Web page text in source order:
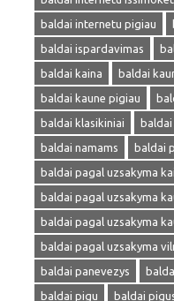
baldai internetu pigiau
baldai ispardavimas
baldai kaina
baldai
baldai kaune pigiau
baldai klasikiniai
baldai namams
baldai
baldai pagal uzsakyma
baldai pagal uzsakyma
baldai pagal uzsakyma
baldai pagal uzsakyma
baldai panevezys
baldai pigu
baldai